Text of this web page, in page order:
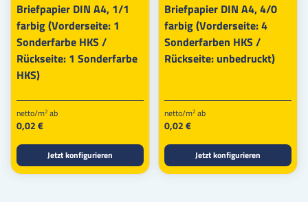
Briefpapier DIN A4, 1/1
farbig (Vorderseite: 1
Sonderfarbe HKS /
Rückseite: 1 Sonderfarbe
HKS)
netto/m2 ab
0,02 €
Jetzt konfigurieren
Briefpapier DIN A4, 4/0
farbig (Vorderseite: 4
Sonderfarben HKS /
Rückseite: unbedruckt)
netto/m2 ab
0,02 €
Jetzt konfigurieren